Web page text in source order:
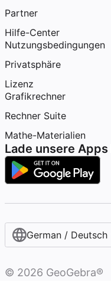
Partner
Hilfe-Center
Nutzungsbedingungen
Privatsphäre
Lizenz
Grafikrechner
Rechner Suite
Mathe-Materialien
Lade unsere
German / Deutsch
© 2026 GeoGebra®